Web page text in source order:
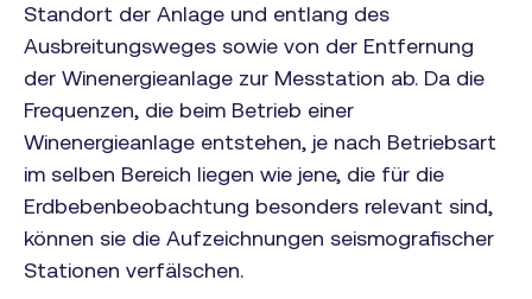
Standort der Anlage und entlang des
Ausbreitungsweges sowie von der Entfernung
der Winenergieanlage zur Messtation ab. Da die
Frequenzen, die beim Betrieb einer
Winenergieanlage entstehen, je nach Betriebsart
im selben Bereich liegen wie jene, die für die
Erdbebenbeobachtung besonders relevant sind,
können sie die Aufzeichnungen seismografischer
Stationen verfälschen.